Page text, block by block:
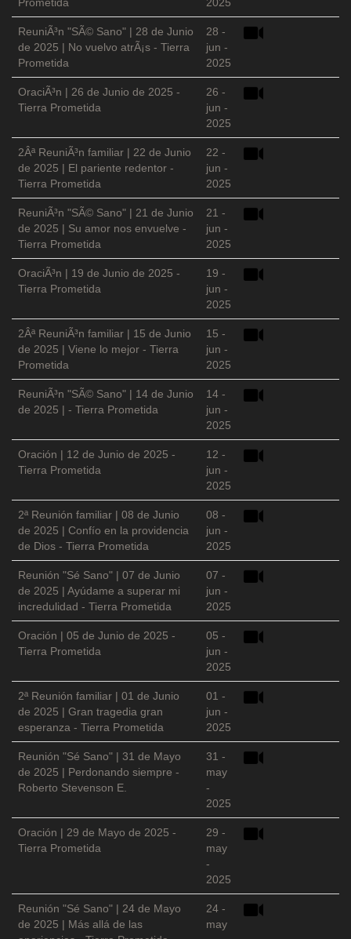
ReuniÃ³n "SÃ© Sano" | 28 de Junio
de 2025 | No vuelvo atrÃ¡s - Tierra
Prometida
28 -
jun -
2025
OraciÃ³n | 26 de Junio de 2025 -
Tierra Prometida
26 -
jun -
2025
2Âª ReuniÃ³n familiar | 22 de Junio
de 2025 | El pariente redentor -
Tierra Prometida
22 -
jun -
2025
ReuniÃ³n "SÃ© Sano" | 21 de Junio
de 2025 | Su amor nos envuelve -
Tierra Prometida
21 -
jun -
2025
OraciÃ³n | 19 de Junio de 2025 -
Tierra Prometida
19 -
jun -
2025
2Âª ReuniÃ³n familiar | 15 de Junio
de 2025 | Viene lo mejor - Tierra
Prometida
15 -
jun -
2025
ReuniÃ³n "SÃ© Sano" | 14 de Junio
de 2025 | - Tierra Prometida
14 -
jun -
2025
Oración | 12 de Junio de 2025 -
Tierra Prometida
12 -
jun -
2025
2ª Reunión familiar | 08 de Junio
de 2025 | Confío en la providencia
de Dios - Tierra Prometida
08 -
jun -
2025
Reunión "Sé Sano" | 07 de Junio
de 2025 | Ayúdame a superar mi
incredulidad - Tierra Prometida
07 -
jun -
2025
Oración | 05 de Junio de 2025 -
Tierra Prometida
05 -
jun -
2025
2ª Reunión familiar | 01 de Junio
de 2025 | Gran tragedia gran
esperanza - Tierra Prometida
01 -
jun -
2025
Reunión "Sé Sano" | 31 de Mayo
de 2025 | Perdonando siempre -
Roberto Stevenson E.
31 -
may
-
2025
Oración | 29 de Mayo de 2025 -
Tierra Prometida
29 -
may
-
2025
Reunión "Sé Sano" | 24 de Mayo
de 2025 | Más allá de las
24 -
may